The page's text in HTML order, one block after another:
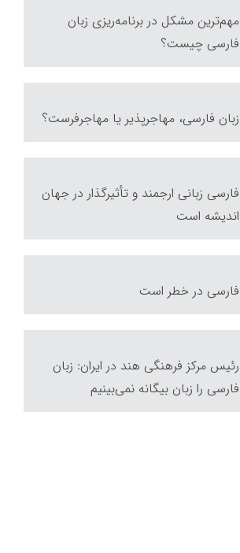
مهم‌ترین مشکل در برنامه‌ریزی زبان
فارسی چیست؟
زبان فارسی، مهاجرپذیر یا مهاجرفرست؟
فارسی زبانی ارجمند و تأثیرگذار در جهان
اندیشه است
فارسی در خطر است
رئیس مرکز فرهنگی هند در ایران: زبان
فارسی را زبان بیگانه نمی‌بینیم